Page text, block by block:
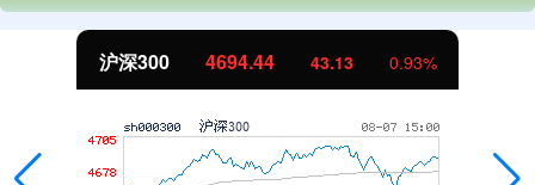
沪深300 4694.44 43.13 0.93%